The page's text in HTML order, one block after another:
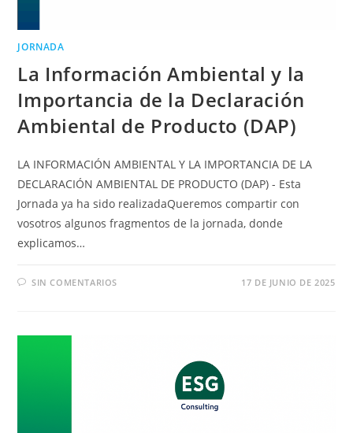
JORNADA
La Información Ambiental y la
Importancia de la Declaración
Ambiental de Producto (DAP)
LA INFORMACIÓN AMBIENTAL Y LA IMPORTANCIA DE LA
DECLARACIÓN AMBIENTAL DE PRODUCTO (DAP) - Esta
Jornada ya ha sido realizadaQueremos compartir con
vosotros algunos fragmentos de la jornada, donde
explicamos…
SIN COMENTARIOS 17 DE JUNIO DE 2025